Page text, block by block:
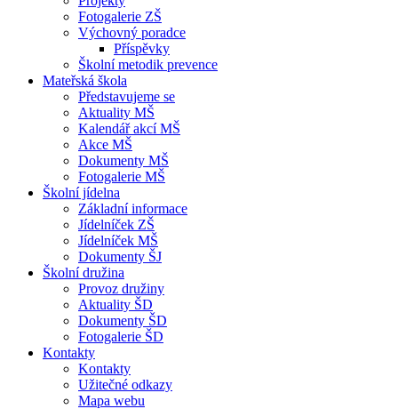
Fotogalerie ZŠ
Výchovný poradce
Příspěvky
Školní metodik prevence
Mateřská škola
Představujeme se
Aktuality MŠ
Kalendář akcí MŠ
Akce MŠ
Dokumenty MŠ
Fotogalerie MŠ
Školní jídelna
Základní informace
Jídelníček ZŠ
Jídelníček MŠ
Dokumenty ŠJ
Školní družina
Provoz družiny
Aktuality ŠD
Dokumenty ŠD
Fotogalerie ŠD
Kontakty
Kontakty
Užitečné odkazy
Mapa webu